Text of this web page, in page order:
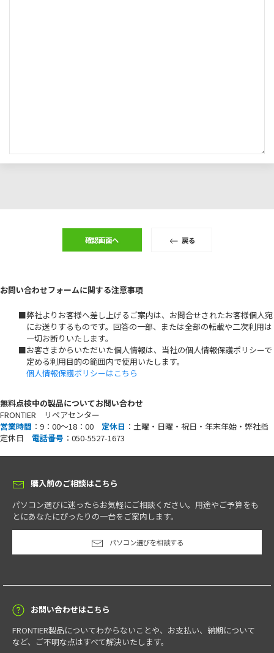
戻る
お問い合わせフォームに関する注意事項
■弊社よりお客様へ差し上げるご案内は、お問合せされたお客様個人宛
にお送りするものです。回答の一部、または全部の転載や二次利用は
一切お断りいたします。
■お客さまからいただいた個人情報は、当社の個人情報保護ポリシーで
定める利用目的の範囲内で使用いたします。
個人情報保護ポリシーはこちら
無料点検中の製品についてお問い合わせ
FRONTIER リペアセンター
営業時間 ：9：00～18：00 定休日 ：土曜・日曜・祝日・年末年始・弊社指
定休日 電話番号 ：050-5527-1673
購入前のご相談はこちら
パソコン選びに迷ったらお気軽にご相談ください。用途やご予算をも
とにあなたにぴったりの一台をご案内します。
パソコン選びを相談する
お問い合わせはこちら
FRONTIER製品についてわからないことや、お支払い、納期について
など、ご不明な点はすべて解決いたします。